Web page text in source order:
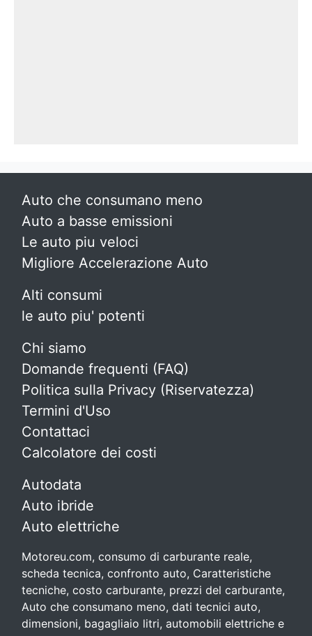
Auto che consumano meno
Auto a basse emissioni
Le auto piu veloci
Migliore Accelerazione Auto
Alti consumi
le auto piu' potenti
Chi siamo
Domande frequenti (FAQ)
Politica sulla Privacy (Riservatezza)
Termini d'Uso
Contattaci
Calcolatore dei costi
Autodata
Auto ibride
Auto elettriche
Motoreu.com, consumo di carburante reale,
scheda tecnica, confronto auto, Caratteristiche
tecniche, costo carburante, prezzi del carburante,
Auto che consumano meno, dati tecnici auto,
dimensioni, bagagliaio litri, automobili elettriche e